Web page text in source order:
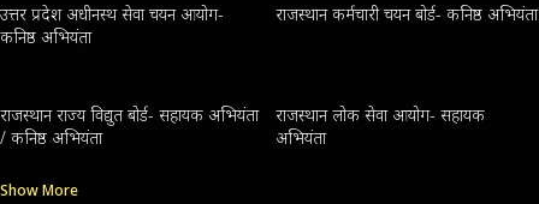
उत्तर प्रदेश अधीनस्थ सेवा चयन आयोग-
कनिष्ठ अभियंता
राजस्थान कर्मचारी चयन बोर्ड- कनिष्ठ अभियंता
राजस्थान राज्य विद्युत बोर्ड- सहायक अभियंता
/ कनिष्ठ अभियंता
राजस्थान लोक सेवा आयोग- सहायक
अभियंता
Show More